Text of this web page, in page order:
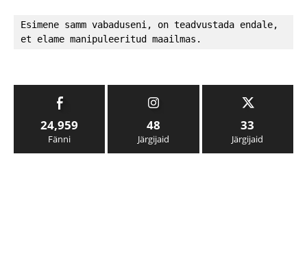
Esimene samm vabaduseni, on teadvustada endale,
et elame manipuleeritud maailmas.
24,959
Fänni
48
Järgijaid
33
Järgijaid